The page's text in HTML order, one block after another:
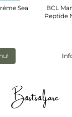
Sea
BCL
Peptide
Bästsäljare